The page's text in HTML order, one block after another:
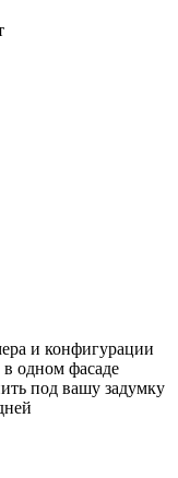
и конфигурации
одном фасаде
под вашу задумку